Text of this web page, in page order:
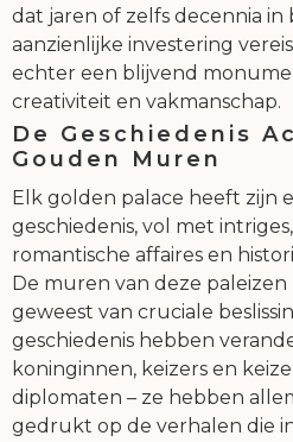
dat jaren of zelfs decennia in
aanzienlijke investering
echter een blijvend
creativiteit en vakmanschap.
De Geschiedenis
Gouden Muren
Elk golden palace heeft zijn
geschiedenis, vol met
romantische affaires en
De muren van deze
geweest van cruciale
geschiedenis hebben
koninginnen, keizers en
diplomaten – ze hebben
gedrukt op de verhalen die